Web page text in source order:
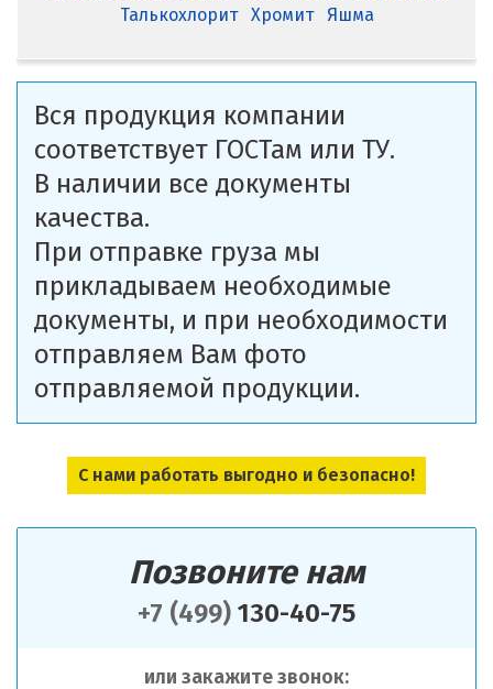
Позвоните нам
+7 (499) 130-40-75
или закажите звонок:
Талькохлорит
Хромит Яшма
Вся продукция компании
соответствует ГОСТам или ТУ.
В наличии все документы
качества.
При отправке груза мы
прикладываем необходимые
документы, и при необходимости
отправляем Вам фото
отправляемой продукции.
С нами работать выгодно и безопасно!